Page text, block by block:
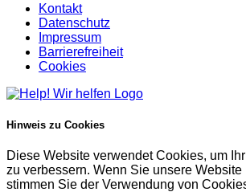
Kontakt
Datenschutz
Impressum
Barrierefreiheit
Cookies
Hinweis zu Cookies
Diese Website verwendet Cookies, um
zu verbessern. Wenn Sie unsere Website
stimmen Sie der Verwendung von